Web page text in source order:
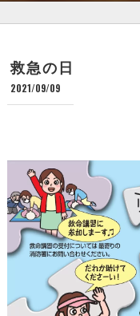
救急の日
2021/09/09